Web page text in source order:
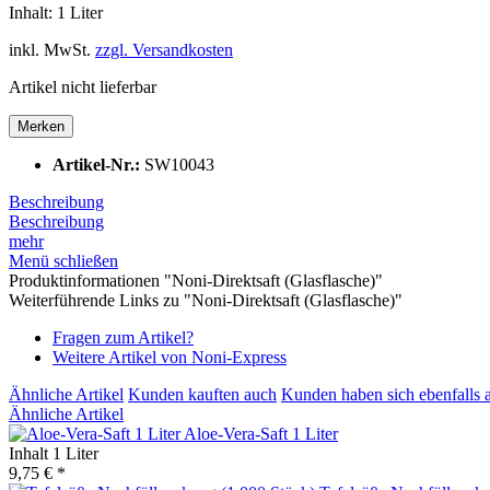
Inhalt: 1 Liter
inkl. MwSt. zzgl. Versandkosten
Artikel nicht lieferbar
Merken
Artikel-Nr.: SW10043
Beschreibung
Beschreibung
mehr
Menü schließen
Produktinformationen "Noni-Direktsaft (Glasflasche)"
Weiterführende Links zu "Noni-Direktsaft (Glasflasche)"
Fragen zum Artikel?
Weitere Artikel von Noni-Express
Ähnliche Artikel Kunden kauften auch Kunden haben sich ebenfalls
Ähnliche Artikel
Aloe-Vera-Saft 1 Liter
Inhalt 1 Liter
9,75 € *